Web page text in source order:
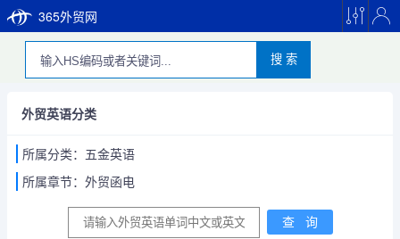
365外贸网
搜 索
外贸英语分类
所属分类：五金英语
所属章节：外贸函电